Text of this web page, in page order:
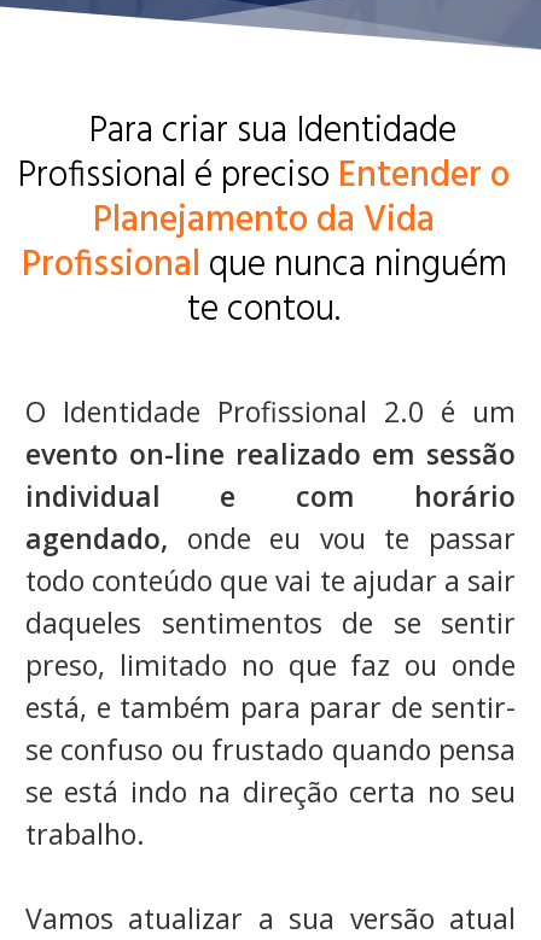
Para criar sua Identidade
Profissional é preciso Entender o
Planejamento da Vida
Profissional que nunca ninguém
te contou.
O Identidade Profissional 2.0 é um
evento on-line realizado em sessão
individual e com horário
agendado, onde eu vou te passar
todo conteúdo que vai te ajudar a sair
daqueles sentimentos de se sentir
preso, limitado no que faz ou onde
está, e também para parar de sentir-
se confuso ou frustado quando pensa
se está indo na direção certa no seu
trabalho.
Vamos atualizar a sua versão atual